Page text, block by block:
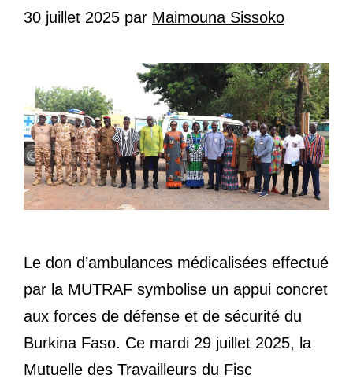
30 juillet 2025 par Maimouna Sissoko
Le don d’ambulances médicalisées effectué
par la MUTRAF symbolise un appui concret
aux forces de défense et de sécurité du
Burkina Faso. Ce mardi 29 juillet 2025, la
Mutuelle des Travailleurs du Fisc